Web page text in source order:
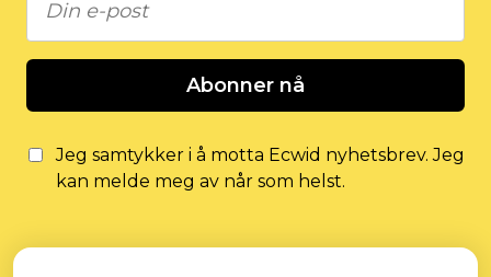
Abonner nå
Jeg samtykker i å motta Ecwid nyhetsbrev. Jeg
kan melde meg av når som helst.